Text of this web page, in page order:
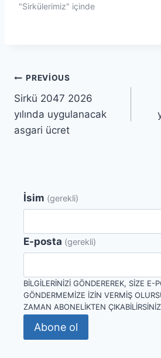
"Sirkülerimiz" içinde
Yazı
gezinmesi
PREVIOUS
Sirkü 2047 2026
yılında uygulanacak
asgari ücret
İsim (gerekli)
E-posta (gerekli)
BILGILERINIZI GÖNDEREREK, SIZE E-
GÖNDERMEMIZE IZIN VERMIŞ
ZAMAN ABONELIKTEN
Abone ol